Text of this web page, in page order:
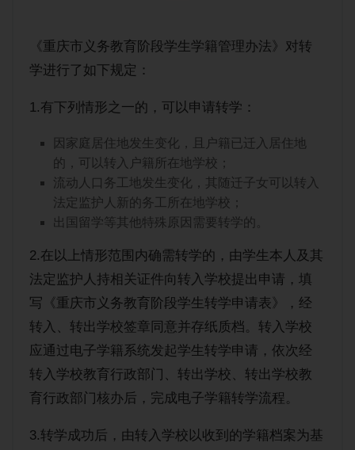
《重庆市义务教育阶段学生学籍管理办法》对转
学进行了如下规定：
1.有下列情形之一的，可以申请转学：
因家庭居住地发生变化，且户籍已迁入居住地
的，可以转入户籍所在地学校；
流动人口务工地发生变化，其随迁子女可以转入
法定监护人新的务工所在地学校；
出国留学等其他特殊原因需要转学的。
2.在以上情形范围内确需转学的，由学生本人及其
法定监护人持相关证件向转入学校提出申请，填
写《重庆市义务教育阶段学生转学申请表》，经
转入、转出学校签章同意并存纸质档。转入学校
应通过电子学籍系统发起学生转学申请，依次经
转入学校教育行政部门、转出学校、转出学校教
育行政部门核办后，完成电子学籍转学流程。
3.转学成功后，由转入学校以收到的学籍档案为基